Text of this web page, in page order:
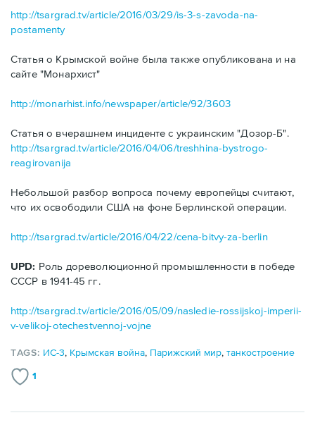
http://tsargrad.tv/article/2016/03/29/is-3-s-zavoda-na-
postamenty
Статья о Крымской войне была также опубликована и на
сайте "Монархист"
http://monarhist.info/newspaper/article/92/3603
Статья о вчерашнем инциденте с украинским "Дозор-Б".
http://tsargrad.tv/article/2016/04/06/treshhina-bystrogo-
reagirovanija
Небольшой разбор вопроса почему европейцы считают,
что их освободили США на фоне Берлинской операции.
http://tsargrad.tv/article/2016/04/22/cena-bitvy-za-berlin
UPD: Роль дореволюционной промышленности в победе
СССР в 1941-45 гг.
http://tsargrad.tv/article/2016/05/09/nasledie-rossijskoj-imperii-
v-velikoj-otechestvennoj-vojne
TAGS: ИС-3, Крымская война, Парижский мир,танкостроение
1